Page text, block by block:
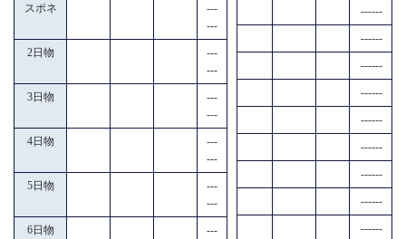
スポネ
---
---
2日物
---
---
3日物
---
---
4日物
---
---
5日物
---
---
6日物
---
------
------
------
------
------
------
------
------
------